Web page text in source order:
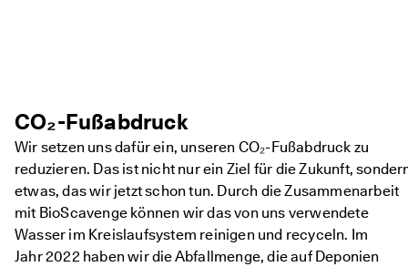
CO₂-Fußabdruck
Wir setzen uns dafür ein, unseren CO₂-Fußabdruck zu
reduzieren. Das ist nicht nur ein Ziel für die Zukunft,
etwas, das wir jetzt schon tun. Durch die Zusammenarbeit
mit BioScavenge können wir das von uns verwendete
Wasser im Kreislaufsystem reinigen und recyceln. Im
Jahr 2022 haben wir die Abfallmenge, die auf Deponien